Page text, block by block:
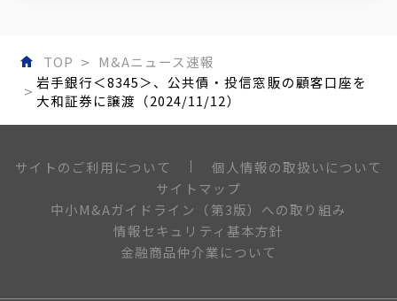
TOP
M&Aニュース速報
岩手銀行＜8345＞、公共債・投信窓販の顧客口座を
大和証券に譲渡（2024/11/12）
サイトのご利用について
個人情報の取扱いについて
サイトマップ
中小M&Aガイドライン（第3版）への取り組み
情報セキュリティ基本方針
金融商品仲介業について